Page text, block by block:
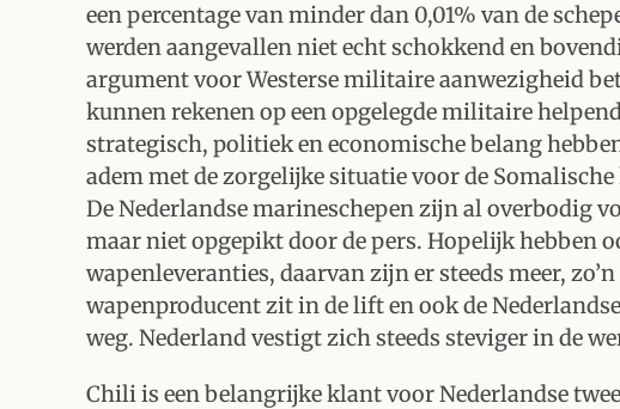
een percentage van minder dan 0,01% van de
werden aangevallen niet echt schokkend en
argument voor Westerse militaire aanwezigheid
kunnen rekenen op een opgelegde militaire
strategisch, politiek en economische belang
adem met de zorgelijke situatie voor de
De Nederlandse marineschepen zijn al overbodig
maar niet opgepikt door de pers. Hopelijk hebben
wapenleveranties, daarvan zijn er steeds meer,
wapenproducent zit in de lift en ook de
weg. Nederland vestigt zich steeds steviger in de
Chili is een belangrijke klant voor Nederlandse